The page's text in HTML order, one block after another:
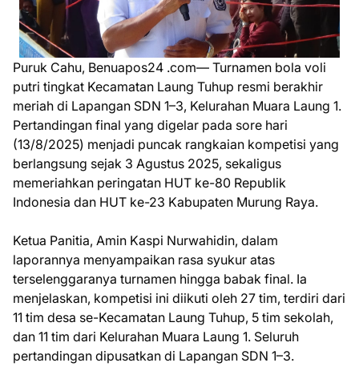
Puruk Cahu, Benuapos24 .com— Turnamen bola voli
putri tingkat Kecamatan Laung Tuhup resmi berakhir
meriah di Lapangan SDN 1–3, Kelurahan Muara Laung 1.
Pertandingan final yang digelar pada sore hari
(13/8/2025) menjadi puncak rangkaian kompetisi yang
berlangsung sejak 3 Agustus 2025, sekaligus
memeriahkan peringatan HUT ke-80 Republik
Indonesia dan HUT ke-23 Kabupaten Murung Raya.
Ketua Panitia, Amin Kaspi Nurwahidin, dalam
laporannya menyampaikan rasa syukur atas
terselenggaranya turnamen hingga babak final. Ia
menjelaskan, kompetisi ini diikuti oleh 27 tim, terdiri dari
11 tim desa se-Kecamatan Laung Tuhup, 5 tim sekolah,
dan 11 tim dari Kelurahan Muara Laung 1. Seluruh
pertandingan dipusatkan di Lapangan SDN 1–3.